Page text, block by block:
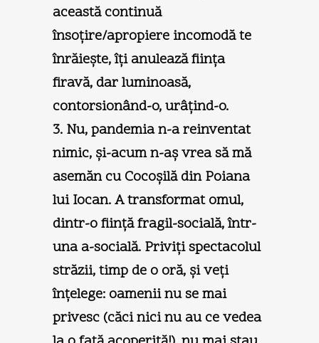
această continuă
însoţire/apropiere incomodă te
înrăieşte, îţi anulează fiinţa
firavă, dar luminoasă,
contorsionând-o, urâţind-o.
3. Nu, pandemia n-a reinventat
nimic, şi-acum n-aş vrea să mă
asemăn cu Cocoşilă din Poiana
lui Iocan. A transformat omul,
dintr-o fiinţă fragil-socială, într-
una a-socială. Priviţi spectacolul
străzii, timp de o oră, şi veţi
înţelege: oamenii nu se mai
privesc (căci nici nu au ce vedea